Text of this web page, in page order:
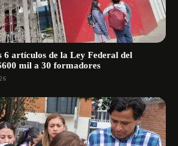
6 artículos de la Ley Federal del
mil a 30 formadores